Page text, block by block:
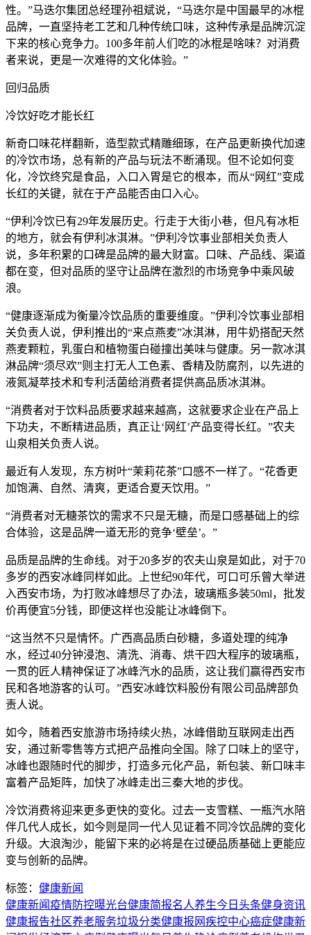
性。”马迭尔集团总经理孙祖斌说，“马迭尔是中国最早的冰棍
品牌，一直坚持老工艺和几种传统口味，这种传承是品牌沉淀
下来的核心竞争力。100多年前人们吃的冰棍是啥味？对消费
者来说，更是一次难得的文化体验。”
回归品质
冷饮好吃才能长红
新奇口味花样翻新，造型款式精雕细琢，在产品更新换代加速
的冷饮市场，总有新的产品与玩法不断涌现。但不论如何变
化，冷饮终究是食品，入口入胃是它的根本，而从“网红”变成
长红的关键，就在于产品能否由口入心。
“伊利冷饮已有29年发展历史。行走于大街小巷，但凡有冰柜
的地方，就会有伊利冰淇淋。”伊利冷饮事业部相关负责人
说，多年积累的口碑是品牌的最大财富。口味、产品线、渠道
都在变，但对品质的坚守让品牌在激烈的市场竞争中乘风破
浪。
“健康逐渐成为衡量冷饮品质的重要维度。”伊利冷饮事业部相
关负责人说，伊利推出的“来点燕麦”冰淇淋，用牛奶搭配天然
燕麦颗粒，乳蛋白和植物蛋白碰撞出美味与健康。另一款冰淇
淋品牌“须尽欢”则主打无人工色素、香精及防腐剂，以先进的
液氮凝萃技术和专利活菌给消费者提供高品质冰淇淋。
“消费者对于饮料品质要求越来越高，这就要求企业在产品上
下功夫，不断精进品质，真正让‘网红’产品变得长红。”农夫
山泉相关负责人说。
最近有人发现，东方树叶“茉莉花茶”口感不一样了。“花香更
加饱满、自然、清爽，更适合夏天饮用。”
“消费者对无糖茶饮的需求不只是无糖，而是口感基础上的综
合体验，这是品牌一道无形的竞争‘壁垒’。”
品质是品牌的生命线。对于20多岁的农夫山泉是如此，对于70
多岁的西安冰峰同样如此。上世纪90年代，可口可乐曾大举进
入西安市场，为打败冰峰想尽了办法，玻璃瓶多装50ml，批发
价再便宜5分钱，即便这样也没能让冰峰倒下。
“这当然不只是情怀。广西高品质白砂糖，多道处理的纯净
水，经过40分钟浸泡、清洗、消毒、烘干四大程序的玻璃瓶，
一贯的匠人精神保证了冰峰汽水的品质，这让我们赢得西安市
民和各地游客的认可。”西安冰峰饮料股份有限公司品牌部负
责人说。
如今，随着西安旅游市场持续火热，冰峰借助互联网走出西
安，通过新零售等方式把产品推向全国。除了口味上的坚守，
冰峰也跟随时代的脚步，打造多元化产品，新包装、新口味丰
富着产品矩阵，加快了冰峰走出三秦大地的步伐。
冷饮消费将迎来更多更快的变化。过去一支雪糕、一瓶汽水陪
伴几代人成长，如今则是同一代人见证着不同冷饮品牌的变化
升级。大浪淘沙，能留下来的必将是在过硬品质基础上更能应
变与创新的品牌。
标签： 健康新闻
健康新闻疫情防控曝光台健康简报名人养生今日头条健身资讯
健康报告社区养老服务垃圾分类健康报网疾控中心癌症健康新